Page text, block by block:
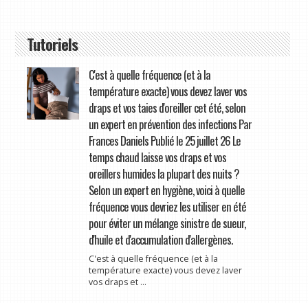
Tutoriels
C'est à quelle fréquence (et à la
température exacte) vous devez laver vos
draps et vos taies d'oreiller cet été, selon
un expert en prévention des infections Par
Frances Daniels Publié le 25 juillet 26 Le
temps chaud laisse vos draps et vos
oreillers humides la plupart des nuits ?
Selon un expert en hygiène, voici à quelle
fréquence vous devriez les utiliser en été
pour éviter un mélange sinistre de sueur,
d'huile et d'accumulation d'allergènes.
C'est à quelle fréquence (et à la
température exacte) vous devez laver
vos draps et ...